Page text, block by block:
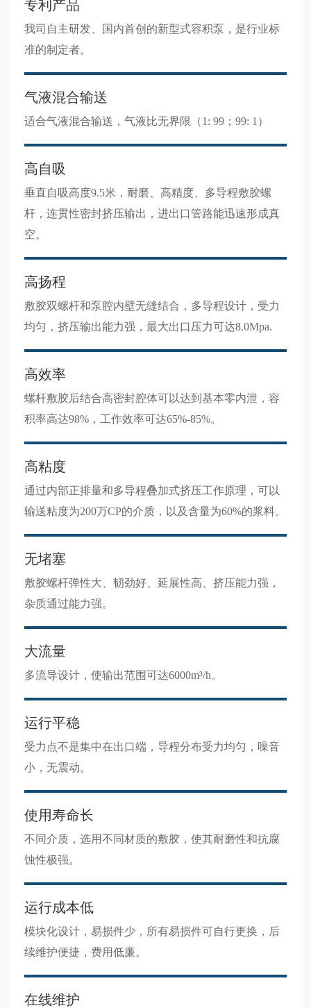
专利产品
我司自主研发、国内首创的新型式容积泵，是行业标
准的制定者。
气液混合输送
适合气液混合输送，气液比无界限（1: 99；99: 1）
高自吸
垂直自吸高度9.5米，耐磨、高精度、多导程敷胶螺
杆，连贯性密封挤压输出，进出口管路能迅速形成真
空。
高扬程
敷胶双螺杆和泵腔内壁无缝结合，多导程设计，受力
均匀，挤压输出能力强，最大出口压力可达8.0Mpa.
高效率
螺杆敷胶后结合高密封腔体可以达到基本零内泄，容
积率高达98%，工作效率可达65%-85%。
高粘度
通过内部正排量和多导程叠加式挤压工作原理，可以
输送粘度为200万CP的介质，以及含量为60%的浆料。
无堵塞
敷胶螺杆弹性大、韧劲好、延展性高、挤压能力强，
杂质通过能力强。
大流量
多流导设计，使输出范围可达6000m³/h。
运行平稳
受力点不是集中在出口端，导程分布受力均匀，噪音
小，无震动。
使用寿命长
不同介质，选用不同材质的敷胶，使其耐磨性和抗腐
蚀性极强。
运行成本低
模块化设计，易损件少，所有易损件可自行更换，后
续维护便捷，费用低廉。
在线维护